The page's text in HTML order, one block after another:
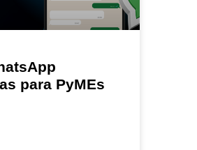
para PyMEs